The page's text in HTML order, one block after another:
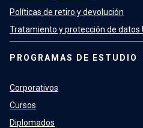
Políticas de retiro y devolución
Tratamiento y protección de datos
PROGRAMAS DE ESTUDIO
Corporativos
Cursos
Diplomados